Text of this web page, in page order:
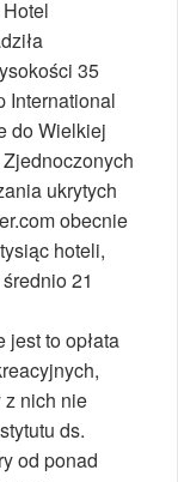
35
International
do Wielkiej
ukrytych
obecnie
hoteli,
21
jest to opłata
z nich nie
ds.
od ponad